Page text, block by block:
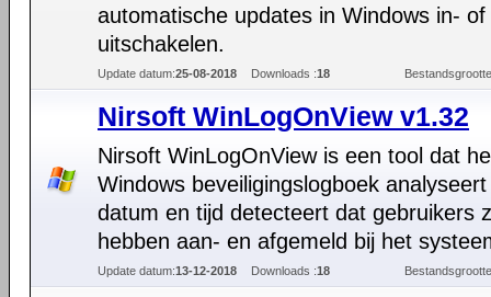
automatische updates in Windows in- of
uitschakelen.
Update datum:25-08-2018 Downloads :18
Nirsoft WinLogOnView v1.32
Nirsoft WinLogOnView is een tool dat
Windows beveiligingslogboek
datum en tijd detecteert dat gebruikers
hebben aan- en afgemeld bij het
Update datum:13-12-2018 Downloads :18